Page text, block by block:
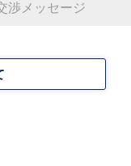
渉メッセージ